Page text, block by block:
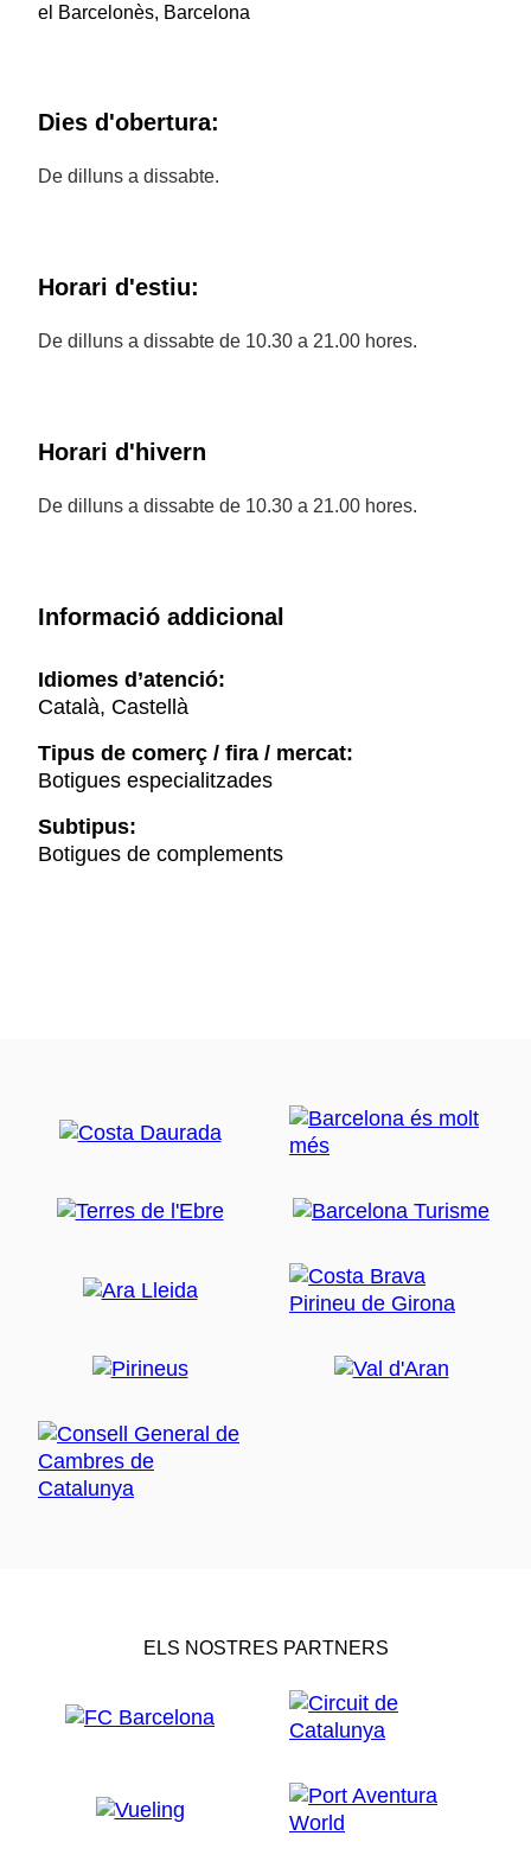
el Barcelonès, Barcelona
Dies d'obertura:
De dilluns a dissabte.
Horari d'estiu:
De dilluns a dissabte de 10.30 a 21.00 hores.
Horari d'hivern
De dilluns a dissabte de 10.30 a 21.00 hores.
Informació addicional
Idiomes d’atenció:
Català, Castellà
Tipus de comerç / fira / mercat:
Botigues especialitzades
Subtipus:
Botigues de complements
ELS NOSTRES PARTNERS